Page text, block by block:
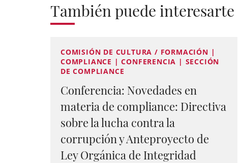
También puede interesarte
COMISIÓN DE CULTURA / FORMACIÓN |
COMPLIANCE | CONFERENCIA | SECCIÓN
DE COMPLIANCE
Conferencia: Novedades en
materia de compliance: Directiva
sobre la lucha contra la
corrupción y Anteproyecto de
Ley Orgánica de Integridad